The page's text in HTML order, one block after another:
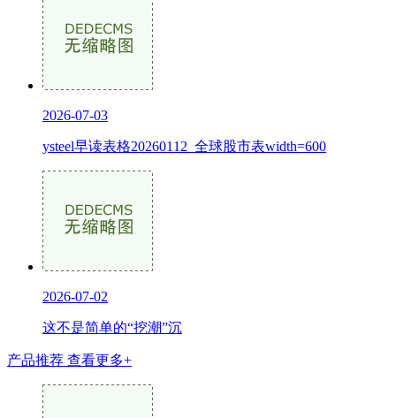
2026-07-03
ysteel早读表格20260112_全球股市表width=600
2026-07-02
这不是简单的“挖潮”沉
产品推荐 查看更多+